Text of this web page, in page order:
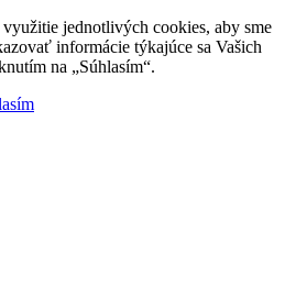
využitie jednotlivých cookies, aby sme
informácie týkajúce sa Vašich
na „Súhlasím“.